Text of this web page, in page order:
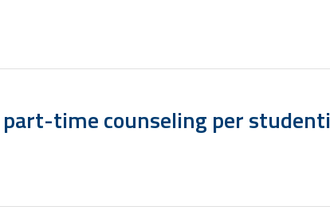
time counseling per studenti